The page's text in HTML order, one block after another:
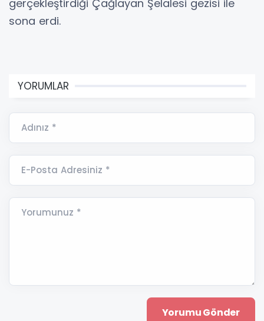
gerçekleştirdiği Çağlayan Şelalesi gezisi ile
sona erdi.
YORUMLAR
Adınız *
E-Posta Adresiniz *
Yorumunuz *